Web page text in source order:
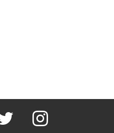
Twitter Instagram